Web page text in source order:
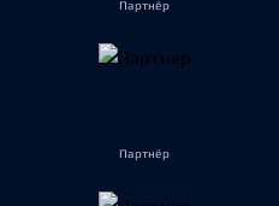
Партнёр
Партнёр